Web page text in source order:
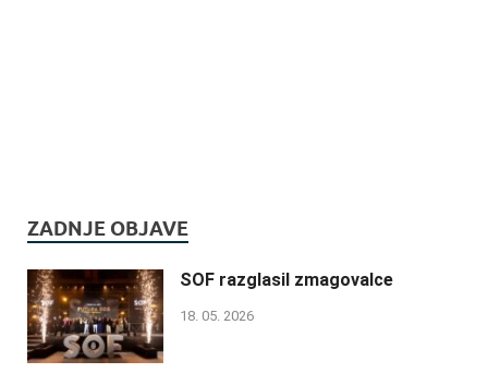
ZADNJE OBJAVE
SOF razglasil zmagovalce
18. 05. 2026